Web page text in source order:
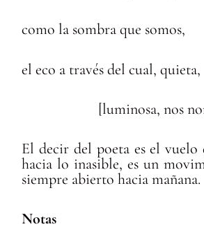
como la sombra que somos,
el eco a través del cual, quieta,
[luminosa, nos
El decir del poeta es el vuelo
hacia lo inasible, es un
siempre abierto hacia mañana.
Notas